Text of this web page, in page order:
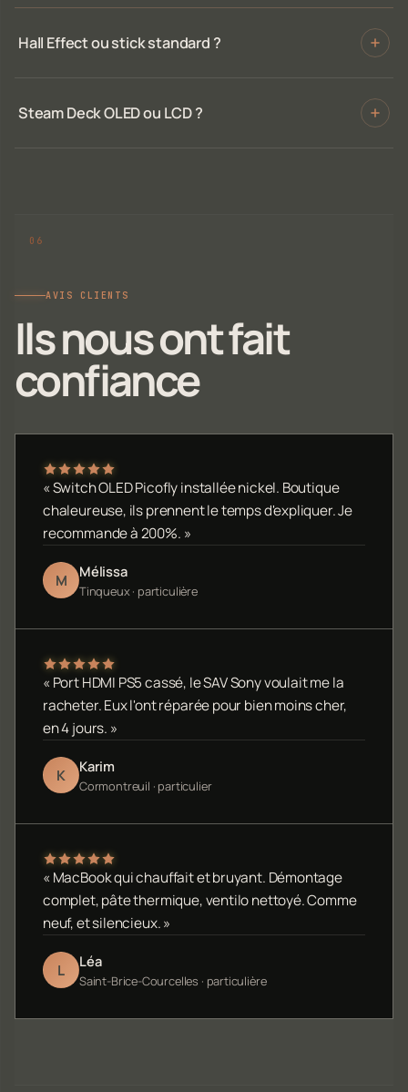
Hall Effect ou stick standard ?
Steam Deck OLED ou LCD ?
AVIS CLIENTS
Ils nous ont fait
confiance
« Switch OLED Picofly installée nickel. Boutique
chaleureuse, ils prennent le temps d'expliquer. Je
recommande à 200%. »
M Mélissa
Tinqueux · particulière
« Port HDMI PS5 cassé, le SAV Sony voulait me la
racheter. Eux l'ont réparée pour bien moins cher,
en 4 jours. »
K Karim
Cormontreuil · particulier
« MacBook qui chauffait et bruyant. Démontage
complet, pâte thermique, ventilo nettoyé. Comme
neuf, et silencieux. »
L Léa
Saint-Brice-Courcelles · particulière